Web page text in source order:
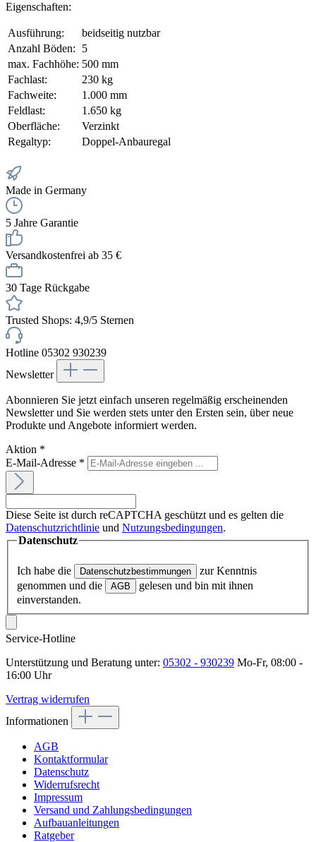
Eigenschaften:
Ausführung:
beidseitig nutzbar
Anzahl Böden:
5
max. Fachhöhe: 500 mm
Fachlast:
230 kg
Fachweite:
1.000 mm
Feldlast:
1.650 kg
Oberfläche:
Verzinkt
Regaltyp:
Doppel-Anbauregal
Made in Germany
5 Jahre Garantie
Versandkostenfrei ab 35 €
30 Tage Rückgabe
Trusted Shops: 4,9/5 Sternen
Hotline 05302 930239
Newsletter
Abonnieren Sie jetzt einfach unseren regelmäßig erscheinenden
Newsletter und Sie werden stets unter den Ersten sein, über neue
Produkte und Angebote informiert werden.
Aktion *
E-Mail-Adresse *
Diese Seite ist durch reCAPTCHA geschützt und es gelten die
Datenschutzrichtlinie und Nutzungsbedingungen.
Datenschutz
Ich habe die Datenschutzbestimmungen
zur Kenntnis
genommen und die
AGB
gelesen und bin mit ihnen
einverstanden.
Service-Hotline
Unterstützung und Beratung unter: 05302 - 930239 Mo-Fr, 08:00 -
16:00 Uhr
Vertrag widerrufen
Informationen
AGB
Kontaktformular
Datenschutz
Widerrufsrecht
Impressum
Versand und Zahlungsbedingungen
Aufbauanleitungen
Ratgeber